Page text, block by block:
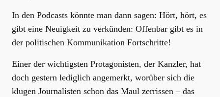
In den Podcasts könnte man dann sagen: Hört, hört, es
gibt eine Neuigkeit zu verkünden: Offenbar gibt es in
der politischen Kommunikation Fortschritte!
Einer der wichtigsten Protagonisten, der Kanzler, hat
doch gestern lediglich angemerkt, worüber sich die
klugen Journalisten schon das Maul zerrissen – das